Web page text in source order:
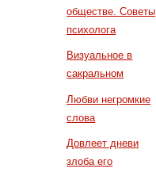
обществе. Советы
психолога
Визуальное в
сакральном
Любви негромкие
слова
Довлеет дневи
злоба его